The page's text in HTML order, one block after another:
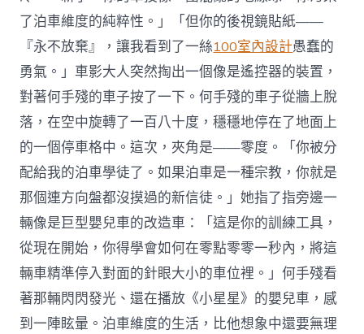
了泊車維度的純粹性。」「但你的後視鏡貼紙——
『永不放棄』，讓我看到了一絲100室內設計愚蠢的
勇氣。」車影大人突然掏出一個像是遙控器的裝置，
對著何手殘的車子按了一下。何手殘的車子從牆上脫
落，在空中旋轉了一百八十度，穩穩地停在了地面上
的一個停車格中。這次，夾角是——零度。「你被分
配給我的泊車學徒了。如果泊車是一種宗教，你就是
那個連方向盤都沒摸過的新信徒。」她指了指旁邊一
輛像是巨型嬰兒車的改造車：「這是你的訓練工具，
從現在開始，你得學會如何在零點零零一秒內，將這
輛車精準停入對面的針眼大小的車位裡。」何手殘看
著那輛閃閃發光、還在播放《小星星》的嬰兒車，感
到一陣眩暈。泊車維度的生活，比他想象中還要無理